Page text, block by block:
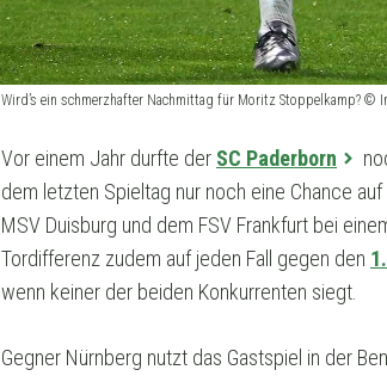
Wird’s ein schmerzhafter Nachmittag für Moritz Stoppelkamp? ©
Vor einem Jahr durfte der SC Paderborn
dem letzten Spieltag nur noch eine Chance
MSV Duisburg und dem FSV Frankfurt bei
Tordifferenz zudem auf jeden Fall gegen den
wenn keiner der beiden Konkurrenten siegt.
Gegner Nürnberg nutzt das Gastspiel in der